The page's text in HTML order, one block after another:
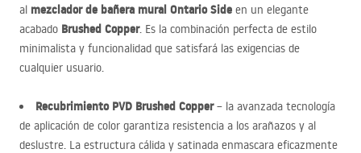
al mezclador de bañera mural Ontario Side en un elegante
acabado Brushed Copper. Es la combinación perfecta de estilo
minimalista y funcionalidad que satisfará las exigencias de
cualquier usuario.
Recubrimiento PVD Brushed Copper– la avanzada tecnología
de aplicación de color garantiza resistencia a los arañazos y al
deslustre. La estructura cálida y satinada enmascara eficazmente